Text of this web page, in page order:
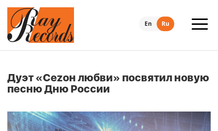
En Ru
Дуэт «Сеzон любви» посвятил новую
песню Дню России